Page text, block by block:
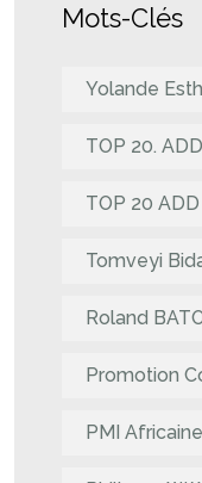
Mots-Clés
Yolande
TOP 20.
TOP 20
Tomveyi
Roland
Promotion
PMI